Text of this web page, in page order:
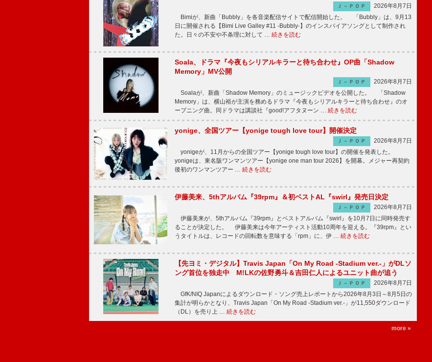
Ｊ－ＰＯＰ
2026年8月7日
Bimiが、新曲「Bubbly」を各音楽配信サイトで配信開始した。 「Bubbly」は、9月13
日に開催される【Bimi Live Galley #11 -Bubbly-】のインスパイアソングとして制作され
た。日々の不安や不条理に対して … 続きを読む
Soala、ドラマ『今夜もシリアルキラーと待ち合わせ』OP曲「Shadow
Memory」MV公開
Ｊ－ＰＯＰ
2026年8月7日
Soalaが、新曲「Shadow Memory」のミュージックビデオを公開した。 「Shadow
Memory」は、横山裕が主演を務めるドラマ『今夜もシリアルキラーと待ち合わせ』のオ
ープニング曲。同ドラマは講談社『good!アフタヌーン … 続きを読む
yonige、全国ツアー【yonige tough love tour】開催決定
Ｊ－ＰＯＰ
2026年8月7日
yonigeが、11月からの全国ツアー【yonige tough love tour】の開催を発表した。
yonigeは、東名阪ワンマンツアー【yonige one man tour 2026】を開幕。メジャー再契約
後初のワンマンツアー … 続きを読む
伊藤美来、5thアルバム『39rpm』＆初ベストAL『swirl』発売日決定
Ｊ－ＰＯＰ
2026年8月7日
伊藤美来が、5thアルバム『39rpm』とベストアルバム『swirl』を10月7日に同時発売す
ることが決定した。 伊藤美来は今年アーティスト活動10周年を迎える。『39rpm』とい
うタイトルは、レコードの回転数を意味する「rpm」に、伊 … 続きを読む
【先ヨミ・デジタル】Travis Japan「On My Road -Stadium ver.-」がDLソ
ング首位を独走中 M!LKの佐野勇斗＆吉田仁人によるユニット曲が追う
Ｊ－ＰＯＰ
2026年8月7日
GfK/NIQ Japanによるダウンロード・ソング売上レポートから2026年8月3日～8月5日の
集計が明らかとなり、Travis Japan「On My Road -Stadium ver.-」が11,550ダウンロード
（DL）を売り上 … 続きを読む
more »